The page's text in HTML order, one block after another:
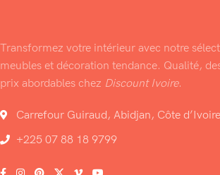
Transformez votre intérieur avec notre
meubles et décoration tendance. Qualité,
prix abordables chez Discount Ivoire.
Carrefour Guiraud, Abidjan, Côte d’Ivoire
+225 07 88 18 9799